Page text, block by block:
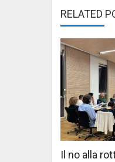
RELATED
Il no alla